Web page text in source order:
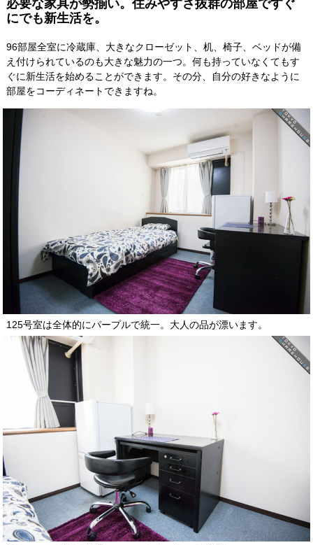
必要な家具が勢揃い。住みやすさ抜群の部屋ですぐ
にでも新生活を。
96部屋全室に冷蔵庫、大きなクローゼット、机、椅子、ベッドが備
え付けられているのも大きな魅力の一つ。何も持っていなくてもす
ぐに新生活を始めることができます。その分、自分の好きなように
部屋をコーディネートできますね。
125号室は全体的にパープルで統一。大人の品が漂います。